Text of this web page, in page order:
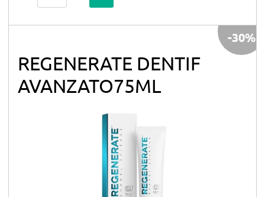
REGENERATE DENTIF
AVANZATO75ML
-30%